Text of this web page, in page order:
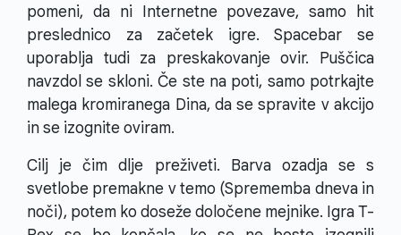
pomeni, da ni Internetne povezave, samo hit
preslednico za začetek igre. Spacebar se
uporablja tudi za preskakovanje ovir. Puščica
navzdol se skloni. Če ste na poti, samo potrkajte
malega kromiranega Dina, da se spravite v akcijo
in se izognite oviram.
Cilj je čim dlje preživeti. Barva ozadja se s
svetlobe premakne v temo (Sprememba dneva in
noči), potem ko doseže določene mejnike. Igra T-